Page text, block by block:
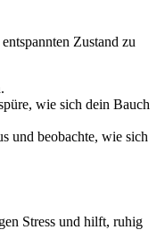
Zustand zu
wie sich dein Bauch
und beobachte, wie sich
Stress und hilft, ruhig